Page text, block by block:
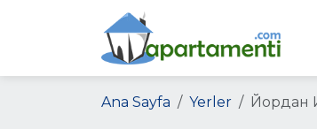
Ana Sayfa Yerler Йордан